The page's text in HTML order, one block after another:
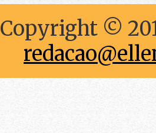
Copyright ©